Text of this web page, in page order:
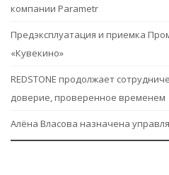
компании Parametr
Предэксплуатация и приемка
«Кувекино»
REDSTONE продолжает
доверие, проверенное временем
Алёна Власова назначена